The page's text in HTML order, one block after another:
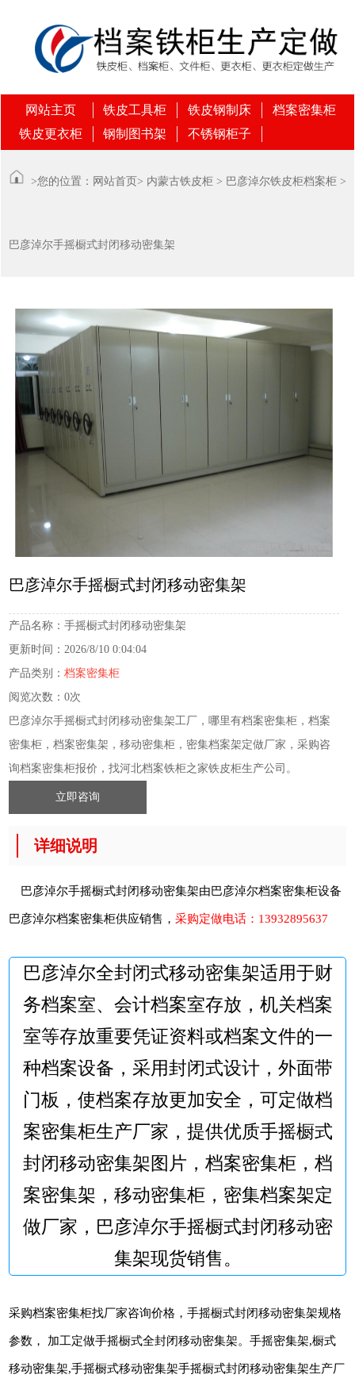
网站主页 铁皮工具柜 铁皮钢制床
档案密集柜
铁皮更衣柜
钢制图书架 不锈钢柜子
>您的位置： 网站首页> 内蒙古铁皮柜 > 巴彦淖尔铁皮柜档案柜 >
巴彦淖尔手摇橱式封闭移动密集架
巴彦淖尔手摇橱式封闭移动密集架
产品名称： 手摇橱式封闭移动密集架
更新时间： 2026/8/10 0:04:04
产品类别： 档案密集柜
阅览次数： 0次
巴彦淖尔手摇橱式封闭移动密集架工厂，哪里有档案密集柜，档案
密集柜，档案密集架，移动密集柜，密集档案架定做厂家，采购咨
询档案密集柜报价，找河北档案铁柜之家铁皮柜生产公司。
立即咨询
详细说明
巴彦淖尔手摇橱式封闭移动密集架由巴彦淖尔档案密集柜设备
巴彦淖尔档案密集柜供应销售， 采购定做电话： 13932895637
巴彦淖尔全封闭式移动密集架适用于财
务档案室、会计档案室存放，机关档案
室等存放重要凭证资料或档案文件的一
种档案设备，采用封闭式设计，外面带
门板，使档案存放更加安全，可定做档
案密集柜生产厂家，提供优质手摇橱式
封闭移动密集架图片，档案密集柜，档
案密集架，移动密集柜，密集档案架定
做厂家，巴彦淖尔手摇橱式封闭移动密
集架现货销售。
采购档案密集柜找厂家咨询价格，手摇橱式封闭移动密集架规格
参数， 加工定做手摇橱式全封闭移动密集架。手摇密集架,橱式
移动密集架,手摇橱式移动密集架手摇橱式封闭移动密集架生产厂